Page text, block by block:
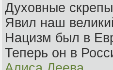
Духовные
Явил наш
Нацизм был в
Теперь он в